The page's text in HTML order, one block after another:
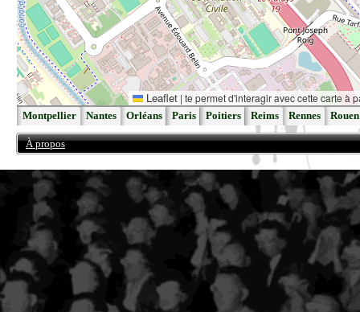
Leaflet | te permet d'interagir avec cette carte à
Montpellier Nantes Orléans Paris Poitiers Reims Rennes Rouen
À propos